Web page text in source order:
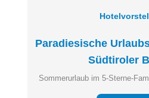
Paradiesische
Südtiroler
Sommerurlaub im 5-Sterne-